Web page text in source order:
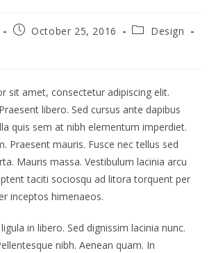
PostOctober 25, 2016
PostDesign
sit amet, consectetur adipiscing elit.
libero. Sed cursus ante dapibus
quis sem at nibh elementum imperdiet.
Praesent mauris. Fusce nec tellus sed
Mauris massa. Vestibulum lacinia arcu
taciti sociosqu ad litora torquent per
inceptos himenaeos.
in libero. Sed dignissim lacinia nunc.
nibh. Aenean quam. In